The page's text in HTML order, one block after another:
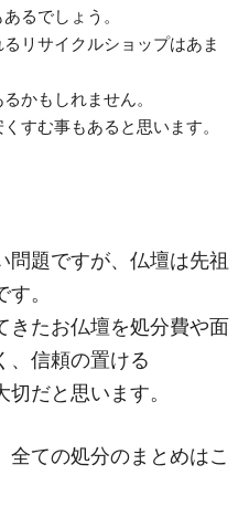
るでしょう。
リサイクルショップはあま
かもしれません。
すむ事もあると思います。
題ですが、仏壇は先祖
。
きたお仏壇を処分費や面
、信頼の置ける
だと思います。
ての処分のまとめはこ